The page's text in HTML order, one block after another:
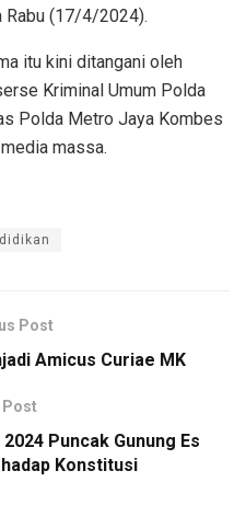
Rabu (17/4/2024).
itu kini ditangani oleh
Kriminal Umum Polda
Polda Metro Jaya Kombes
massa.
Post
Amicus Curiae MK
Post
Puncak Gunung Es
Konstitusi